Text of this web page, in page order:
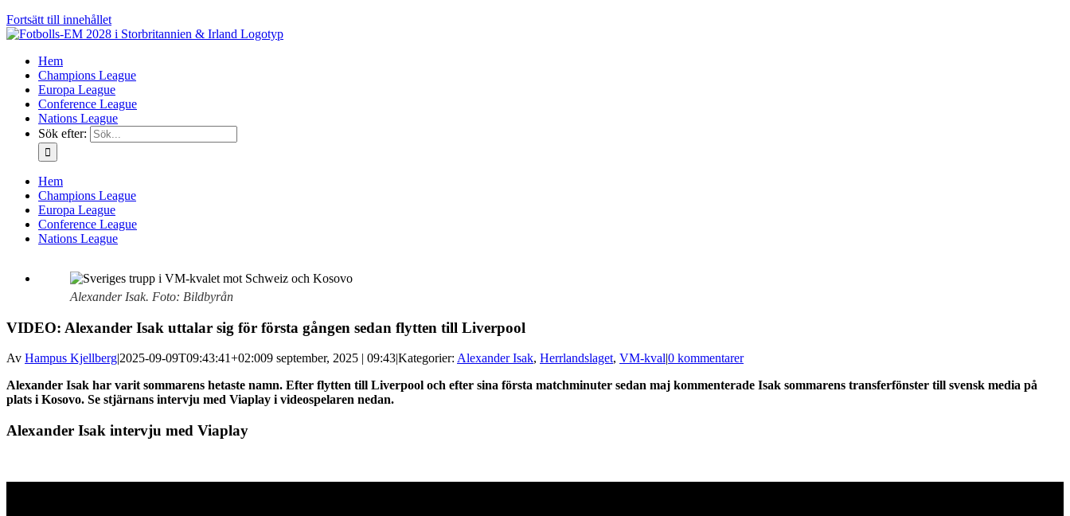
Fortsätt till innehållet
Hem
Champions League
Europa League
Conference League
Nations League
Sök efter:
Hem
Champions League
Europa League
Conference League
Nations League
Alexander Isak. Foto: Bildbyrån
VIDEO: Alexander Isak uttalar sig för första gången sedan flytten till Liverpool
Av Hampus Kjellberg|2025-09-09T09:43:41+02:009 september, 2025 | 09:43|Kategorier: Alexander Isak, Herrlandslaget, VM-kval|0 kommentarer
Alexander Isak har varit sommarens hetaste namn. Efter flytten till Liverpool och efter sina första matchminuter sedan maj kommenterade Isak sommarens transferfönster till svensk media på
plats i Kosovo. Se stjärnans intervju med Viaplay i videospelaren nedan.
Alexander Isak intervju med Viaplay